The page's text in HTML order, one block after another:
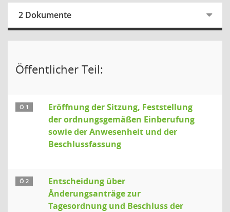
2 Dokumente
Öffentlicher Teil:
Ö 1
Eröffnung der Sitzung, Feststellung
der ordnungsgemäßen Einberufung
sowie der Anwesenheit und der
Beschlussfassung
Ö 2
Entscheidung über
Änderungsanträge zur
Tagesordnung und Beschluss der